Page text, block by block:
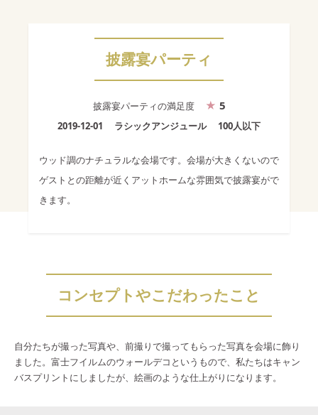
披露宴パーティ
披露宴パーティの満足度 5
2019-12-01 ラシックアンジュール 100人以下
ウッド調のナチュラルな会場です。会場が大きくないので
ゲストとの距離が近くアットホームな雰囲気で披露宴がで
きます。
コンセプトやこだわったこと
自分たちが撮った写真や、前撮りで撮ってもらった写真を会場に飾り
ました。富士フイルムのウォールデコというもので、私たちはキャン
バスプリントにしましたが、絵画のような仕上がりになります。